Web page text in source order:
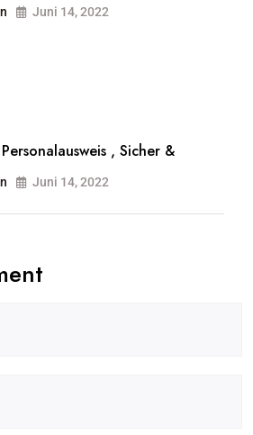
Juni 14, 2022
, Sicher &
Juni 14, 2022